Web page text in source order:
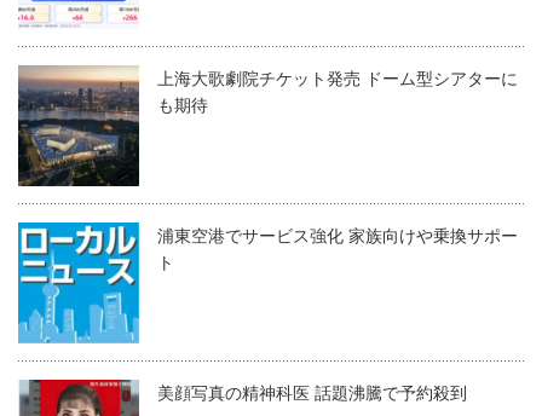
上海大歌劇院チケット発売 ドーム型シアターに
も期待
浦東空港でサービス強化 家族向けや乗換サポー
ト
美顔写真の精神科医 話題沸騰で予約殺到